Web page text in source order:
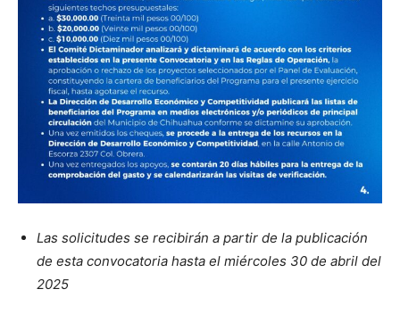
Las solicitudes se recibirán a partir de la publicación
de esta convocatoria hasta el miércoles 30 de abril del
2025